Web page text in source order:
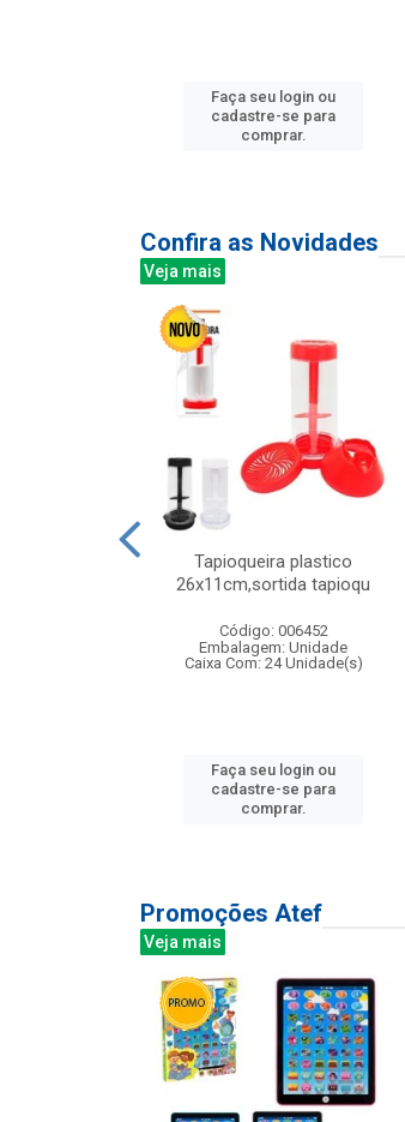
Faça seu login ou
cadastre-se para
comprar.
Confira as Novidades
Veja mais
Tapioqueira plastico
26x11cm,sortida tapioqu
Código: 006452
Embalagem: Unidade
Caixa Com: 24 Unidade(s)
Faça seu login ou
cadastre-se para
comprar.
Promoções Atef
Veja mais